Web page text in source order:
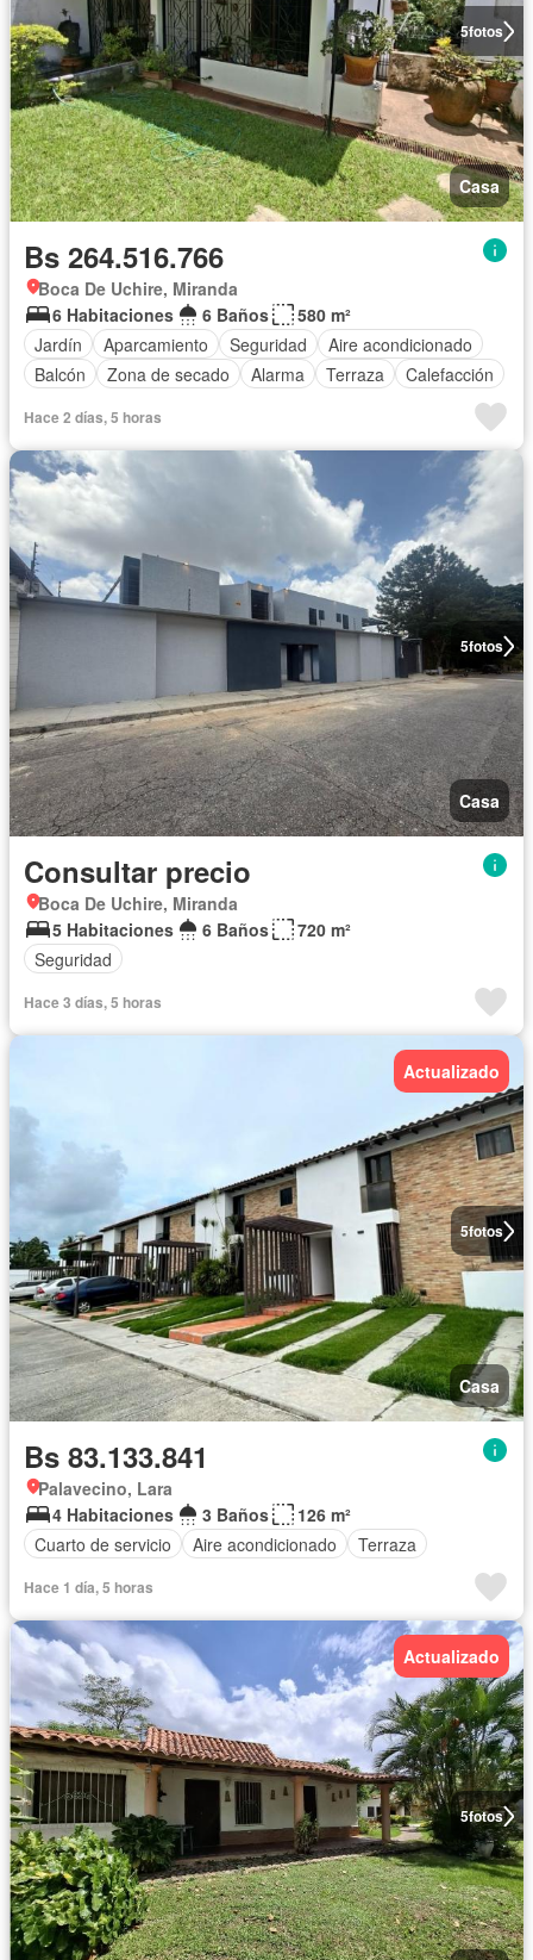
5fotos
Casa
Bs 264.516.766
Boca De Uchire, Miranda
6 Habitaciones
6 Baños
580 m²
Jardín
Aparcamiento Seguridad
Aire acondicionado
Balcón
Zona de secado Alarma Terraza Calefacción
Hace 2 días, 5 horas
5fotos
Casa
Consultar precio
Boca De Uchire, Miranda
5 Habitaciones
6 Baños
720 m²
Seguridad
Hace 3 días, 5 horas
5fotos
Actualizado
Casa
Bs 83.133.841
Palavecino, Lara
4 Habitaciones
3 Baños
126 m²
Cuarto de servicio
Aire acondicionado Terraza
Hace 1 día, 5 horas
5fotos
Actualizado